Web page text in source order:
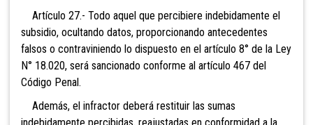
Artículo 27.- Todo aquel que percibiere indebidamente el
subsidio, ocultando datos, proporcionando antecedentes
falsos o contraviniendo lo dispuesto en el artículo 8° de la Ley
N° 18.020, será sancionado conforme al artículo 467 del
Código Penal.
Además, el infractor deberá restituir las sumas